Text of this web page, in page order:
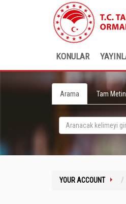
KONULAR
Arama Tam
YOUR ACCOUNT